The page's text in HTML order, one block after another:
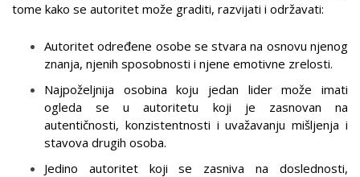
tome kako se autoritet može graditi, razvijati i održavati:
Autoritet određene osobe se stvara na osnovu njenog
znanja, njenih sposobnosti i njene emotivne zrelosti.
Najpoželjnija osobina koju jedan lider može imati
ogleda se u autoritetu koji je zasnovan na
autentičnosti, konzistentnosti i uvažavanju mišljenja i
stavova drugih osoba.
Jedino autoritet koji se zasniva na doslednosti,